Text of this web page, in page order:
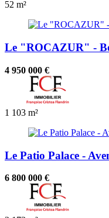
52 m²
Le "ROCAZUR" -
4 950 000 €
1 103 m²
Le Patio Palace -
6 800 000 €